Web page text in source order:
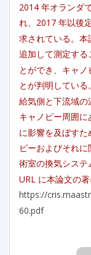
2014 年オランダ
れ、2017 年以後
求されている。
追加して測定する
とができ、キャ
とが判明している
給気側と下流域の
キャノピー周囲
に影響を及ぼす
ピーおよびそれ
術室の換気シス
URL に本論文の
https://
60.pdf